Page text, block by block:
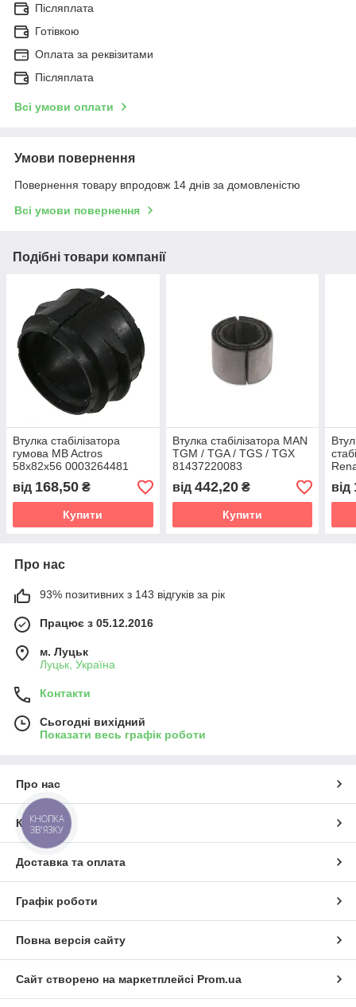
Післяплата
Готівкою
Оплата за реквізитами
Післяплата
Всі умови оплати
Умови повернення
Повернення товару впродовж 14 днів за домовленістю
Всі умови повернення
Подібні товари компанії
Втулка стабілізатора
гумова MB Actros
58x82x56 0003264481
0003264781
від 168,50 ₴
Купити
Втулка стабілізатора MAN
TGM / TGA / TGS / TGX
81437220083
від 442,20₴
Купити
від
Про нас
93% позитивних з 143 відгуків за рік
Працює з 05.12.2016
м. Луцьк
Луцьк, Україна
Контакти
Сьогодні вихідний
Показати весь графік роботи
Про нас
Контакти
Доставка та оплата
Графік роботи
Повна версія сайту
Сайт створено на маркетплейсі Prom.ua
КНОПКА
ЗВ'ЯЗКУ